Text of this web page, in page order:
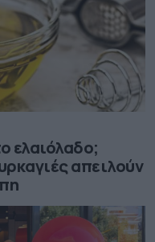
ελαιόλαδο;
απειλούν